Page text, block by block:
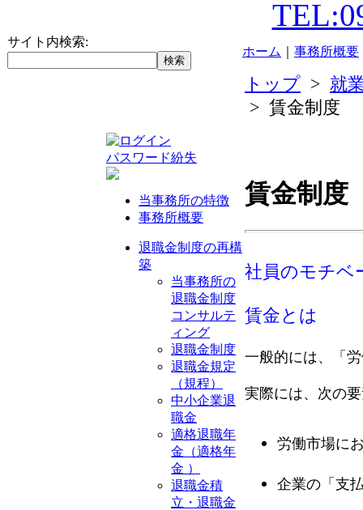
サイト内検索:
ホーム 事務所概要
パスワード紛失
当事務所の特徴
事務所概要
退職金制度の再構
築
当事務所の
退職金制度
コンサルテ
ィング
退職金制度
退職金規定
（規程）
中小企業退
職金
適格退職年
金（適格年
金 ）
退職金積
立・退職金
トップ > 就
> 賃金制度
賃金制度
社員のモチベ
賃金とは
一般的には、「
実際には、次の
労働市場に
企業の「支